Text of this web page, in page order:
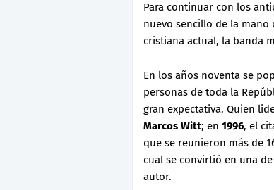
Para continuar con los
nuevo sencillo de la
cristiana actual, la banda
En los años noventa se
personas de toda la
gran expectativa. Quien
Marcos Witt; en 1996, el
que se reunieron más de
cual se convirtió en una
autor.